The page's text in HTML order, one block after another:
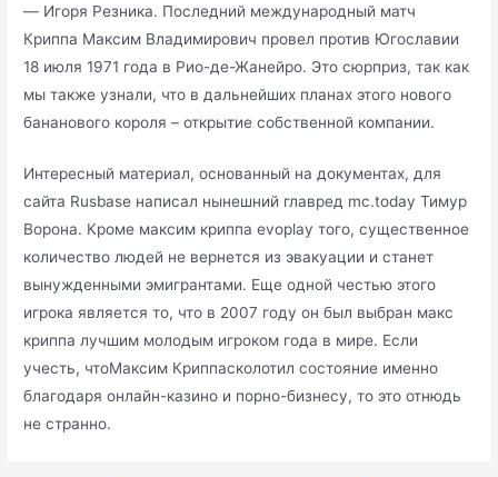
— Игоря Резника. Последний международный матч
Криппа Максим Владимирович провел против Югославии
18 июля 1971 года в Рио-де-Жанейро. Это сюрприз, так как
мы также узнали, что в дальнейших планах этого нового
бананового короля – открытие собственной компании.
Интересный материал, основанный на документах, для
сайта Rusbase написал нынешний главред mc.today Тимур
Ворона. Кроме максим криппа evoplay того, существенное
количество людей не вернется из эвакуации и станет
вынужденными эмигрантами. Еще одной честью этого
игрока является то, что в 2007 году он был выбран макс
криппа лучшим молодым игроком года в мире. Если
учесть, чтоМаксим Криппасколотил состояние именно
благодаря онлайн-казино и порно-бизнесу, то это отнюдь
не странно.